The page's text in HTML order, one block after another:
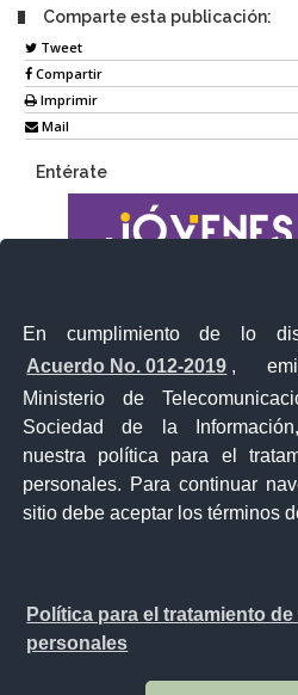
En cumplimiento de lo
Acuerdo No. 012-2019 ,
Ministerio de
Sociedad de la
nuestra política para el
personales. Para continuar
sitio debe aceptar los términos
Política para el tratamiento
personales
Comparte esta publicación:
Tweet
Compartir
Imprimir
Mail
Entérate
Contacto